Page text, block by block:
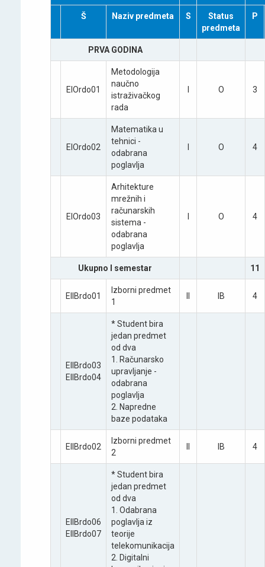
Š Naziv predmeta S
Status
predmeta
P
PRVA GODINA
EIOrdo01
Metodologiјa
naučno
istraživačkog
rada
O 3
EIOrdo02
Matematika u
tehnici -
odabrana
poglavlja
O 4
EIOrdo03
Arhitekture
mrežnih i
računarskih
sistema -
odabrana
poglavlja
O 4
Ukupno I semestar 11
EIIBrdo01
Izborni predmet
1
IB 4
EIIBrdo03
EIIBrdo04
* Student bira
јedan predmet
od dva
1. Računarsko
upravljanje -
odabrana
poglavlja
2. Napredne
baze podataka
EIIBrdo02
Izborni predmet
2
IB 4
EIIBrdo06
EIIBrdo07
* Student bira
јedan predmet
od dva
1. Odabrana
poglavlja iz
teorije
telekomunikacija
2. Digitalni